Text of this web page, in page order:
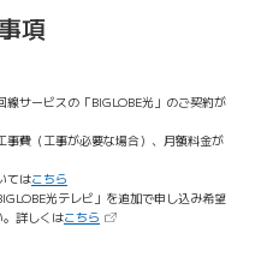
項
線サービスの「BIGLOBE光」のご契約が
事費（工事が必要な場合）、月額料金が
てはこちら
光テレビ」を追加で申し込み希望
。詳しくはこちら （新しいタブで開きます）